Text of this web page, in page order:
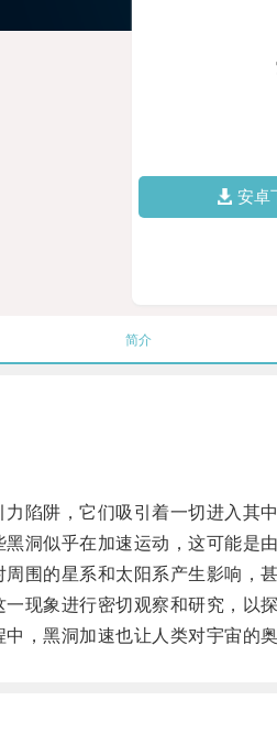
安卓
简介
阱，它们吸引着一切进入其中
似乎在加速运动，这可能是由
的星系和太阳系产生影响，甚
象进行密切观察和研究，以探
黑洞加速也让人类对宇宙的奥